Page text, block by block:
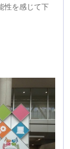
年11月19日 13:17